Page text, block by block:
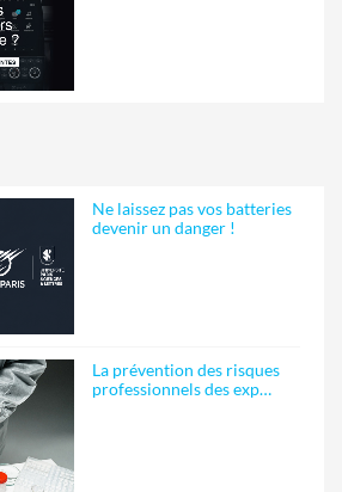
Ne laissez pas vos batteries
devenir un danger !
La prévention des risques
professionnels des exp…